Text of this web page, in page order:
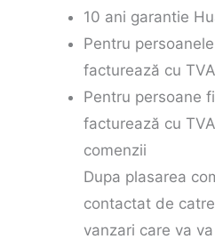
10 ani garantie
Pentru
facturează cu
Pentru persoane
facturează cu
comenzii
Dupa plasarea
contactat de
vanzari care va